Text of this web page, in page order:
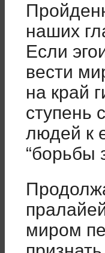
наших
Если
вести
на край
ступень
людей к
“борьбы
миром